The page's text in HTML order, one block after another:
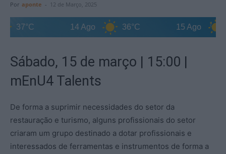
Por aponte - 12 de Março, 2025
36°C 35°C
Sábado, 15 de março | 15:00 |
mEnU4 Talents
De forma a suprimir necessidades do setor da
restauração e turismo, alguns profissionais do setor
criaram um grupo destinado a dotar profissionais e
interessados de ferramentas e instrumentos de forma a